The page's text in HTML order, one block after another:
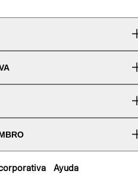
Ayuda